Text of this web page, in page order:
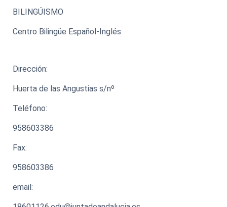
BILINGÚISMO
Centro Bilingüe Español-Inglés
Dirección:
Huerta de las Angustias s/nº
Teléfono:
958603386
Fax:
958603386
email: